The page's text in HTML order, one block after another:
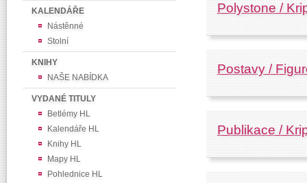
KALENDÁŘE
Nástěnné
Stolní
KNIHY
NAŠE NABÍDKA
VYDANÉ TITULY
Betlémy HL
Kalendáře HL
Knihy HL
Mapy HL
Pohlednice HL
Polystone /
Postavy /
Publikace /